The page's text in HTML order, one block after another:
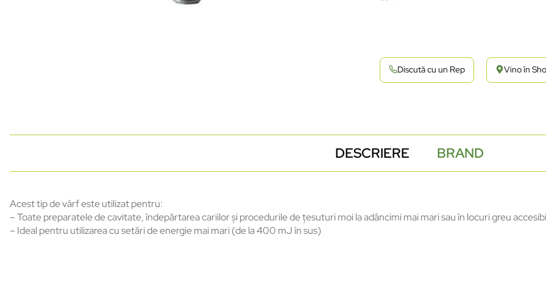
Discută cu un Rep Vino în
DESCRIERE BRAND
Acest tip de vârf este utilizat pentru:
– Toate preparatele de cavitate, îndepărtarea cariilor și procedurile de țesuturi moi la adâncimi mai mari sau în locuri greu
– Ideal pentru utilizarea cu setări de energie mai mari (de la 400 mJ în sus)